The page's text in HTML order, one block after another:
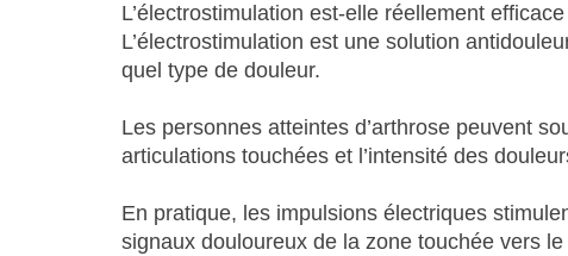
L’électrostimulation est-elle réellement
L’électrostimulation est une solution
quel type de douleur.
Les personnes atteintes d’arthrose peuvent
articulations touchées et l’intensité des
En pratique, les impulsions électriques
signaux douloureux de la zone touchée vers